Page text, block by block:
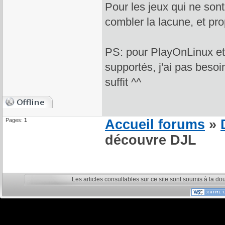
Pour les jeux qui ne
combler la lacune, et
PS: pour PlayOnLinux
supportés, j'ai pas
suffit ^^
Pages: 1 Accueil forums »
découvre DJL
Les articles consultables sur ce site sont soumis à la